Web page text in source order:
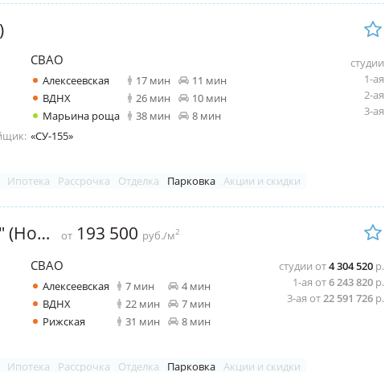
студии
1-ая
2-ая
3-ая
СВАО
Алексеевская 17 мин
11 мин
ВДНХ
26 мин
10 мин
Марьина роща
38 мин
8 мин
«СУ-155»
Ипотека Рассрочка Отделка Парковка Акции и скидки
ЖК "Nova Алексеевская" (Нова Алексеевская) от 193 500 руб./м2
студии от4 304 520 р.
1-ая от6 243 820 р.
3-ая от22 591 726 р.
СВАО
Алексеевская 7 мин
4 мин
ВДНХ
22 мин
7 мин
Рижская
31 мин 8 мин
Ипотека Рассрочка Отделка Парковка Акции и скидки